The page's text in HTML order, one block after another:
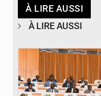
À LIRE AUSSI
À LIRE AUSSI